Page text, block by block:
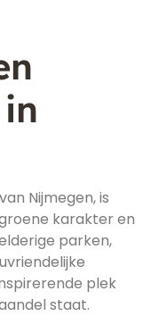
Nijmegen, is
karakter en
parken,
plek
staat.